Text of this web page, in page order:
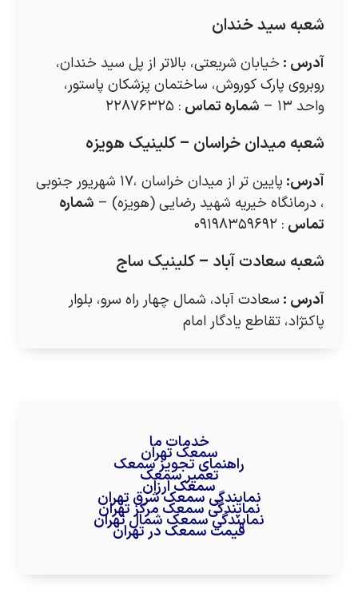
شعبه سید خندان
آدرس : خیابان شریعتی، بالاتر از پل سید خندان،
روبروی پارک کوروش، ساختمان پزشکان پاستور،
واحد ۱۳ –
شماره تماس : ۲۲۸۷۶۳۲۵
شعبه میدان خراسان – کلینیک هویزه
آدرس:
پایین تر از میدان خراسان ،۱۷ شهریور جنوبی
، درمانگاه خیریه شهید رضایی (هویزه) – شماره
تماس : ۰۹۱۹۸۳۵۹۶۹۲
شعبه سعادت آباد – کلینیک ساج
آدرس : سعادت آباد، شمال چهار راه سرو، بلوار
پاکنژاد، تقاطع یادگار امام
خدمات ما
سمعک تهران
راهنمای تجویز سمعک
تعمیر سمعک
سمعک ارزان
نمایندگی سمعک شرق تهران
نمایندگی سمعک مرکز تهران
نمایندگی سمعک شمال تهران
قیمت سمعک در تهران